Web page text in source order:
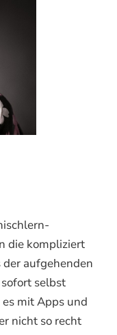
die kompliziert
der aufgehenden
sofort selbst
mit Apps und
nicht so recht